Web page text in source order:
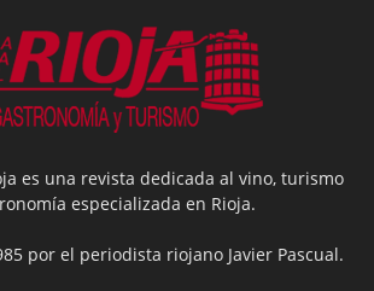
es una revista dedicada al vino, turismo
especializada en Rioja.
por el periodista riojano Javier Pascual.